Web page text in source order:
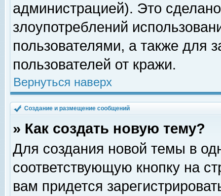
администрацией). Это
злоупотреблений
пользователями, а также для
пользователей от кражи.
Вернуться наверх
Создание и размещение сообщений
» Как создать новую тему?
Для создания новой темы в
соответствующую кнопку на
вам придется